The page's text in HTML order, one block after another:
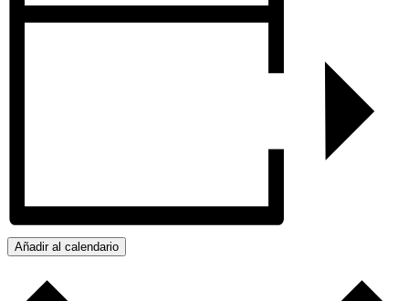
Añadir al calendario